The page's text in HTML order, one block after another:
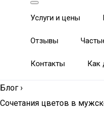
Услуги и цены
Отзывы
Контакты Как
Блог ›
Сочетания цветов в